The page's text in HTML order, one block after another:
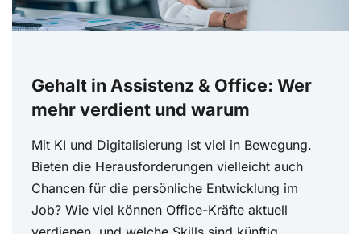
Gehalt in Assistenz & Office: Wer
mehr verdient und warum
Mit KI und Digitalisierung ist viel in Bewegung.
Bieten die Herausforderungen vielleicht auch
Chancen für die persönliche Entwicklung im
Job? Wie viel können Office-Kräfte aktuell